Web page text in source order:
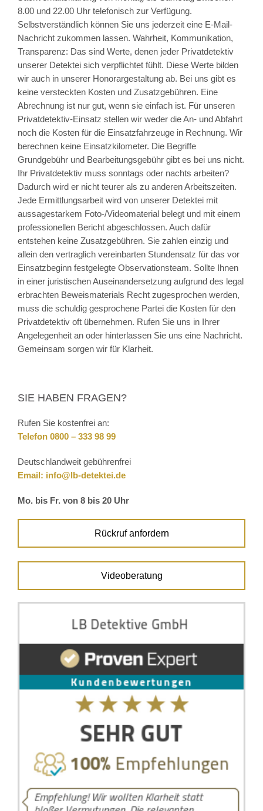
8.00 und 22.00 Uhr telefonisch zur Verfügung.
Selbstverständlich können Sie uns jederzeit eine E-Mail-
Nachricht zukommen lassen. Wahrheit, Kommunikation,
Transparenz: Das sind Werte, denen jeder Privatdetektiv
unserer Detektei sich verpflichtet fühlt. Diese Werte bilden
wir auch in unserer Honorargestaltung ab. Bei uns gibt es
keine versteckten Kosten und Zusatzgebühren. Eine
Abrechnung ist nur gut, wenn sie einfach ist. Für unseren
Privatdetektiv-Einsatz stellen wir weder die An- und Abfahrt
noch die Kosten für die Einsatzfahrzeuge in Rechnung. Wir
berechnen keine Einsatzkilometer. Die Begriffe
Grundgebühr und Bearbeitungsgebühr gibt es bei uns nicht.
Ihr Privatdetektiv muss sonntags oder nachts arbeiten?
Dadurch wird er nicht teurer als zu anderen Arbeitszeiten.
Jede Ermittlungsarbeit wird von unserer Detektei mit
aussagestarkem Foto-/Videomaterial belegt und mit einem
professionellen Bericht abgeschlossen. Auch dafür
entstehen keine Zusatzgebühren. Sie zahlen einzig und
allein den vertraglich vereinbarten Stundensatz für das vor
Einsatzbeginn festgelegte Observationsteam. Sollte Ihnen
in einer juristischen Auseinandersetzung aufgrund des legal
erbrachten Beweismaterials Recht zugesprochen werden,
muss die schuldig gesprochene Partei die Kosten für den
Privatdetektiv oft übernehmen. Rufen Sie uns in Ihrer
Angelegenheit an oder hinterlassen Sie uns eine Nachricht.
Gemeinsam sorgen wir für Klarheit.
SIE HABEN FRAGEN?
Rufen Sie kostenfrei an:
Telefon 0800 – 333 98 99
Deutschlandweit gebührenfrei
Email: info@lb-detektei.de
Mo. bis Fr. von 8 bis 20 Uhr
Rückruf anfordern
Videoberatung